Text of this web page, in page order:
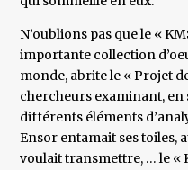
N’oublions pas que le «
importante collection
monde, abrite le « Projet
chercheurs examinant, en
différents éléments
Ensor entamait ses toiles,
voulait transmettre, … le «